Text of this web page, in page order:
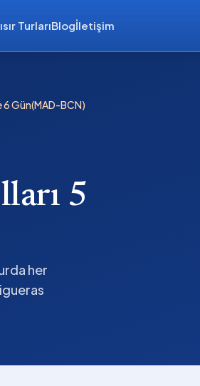
TurlarıBlogİletişim
6 Gün(MAD-BCN)
5
her